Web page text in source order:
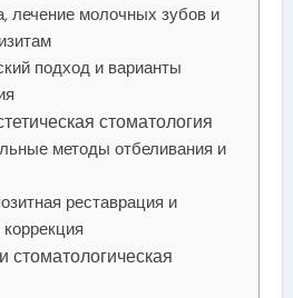
лечение молочных зубов и
подход и варианты
стоматология
методы отбеливания и
реставрация и
стоматологическая